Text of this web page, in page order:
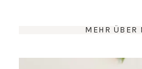
MEHR